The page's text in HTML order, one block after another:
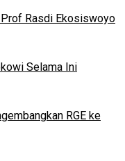
Rasdi Ekosiswoyo
Selama Ini
RGE ke